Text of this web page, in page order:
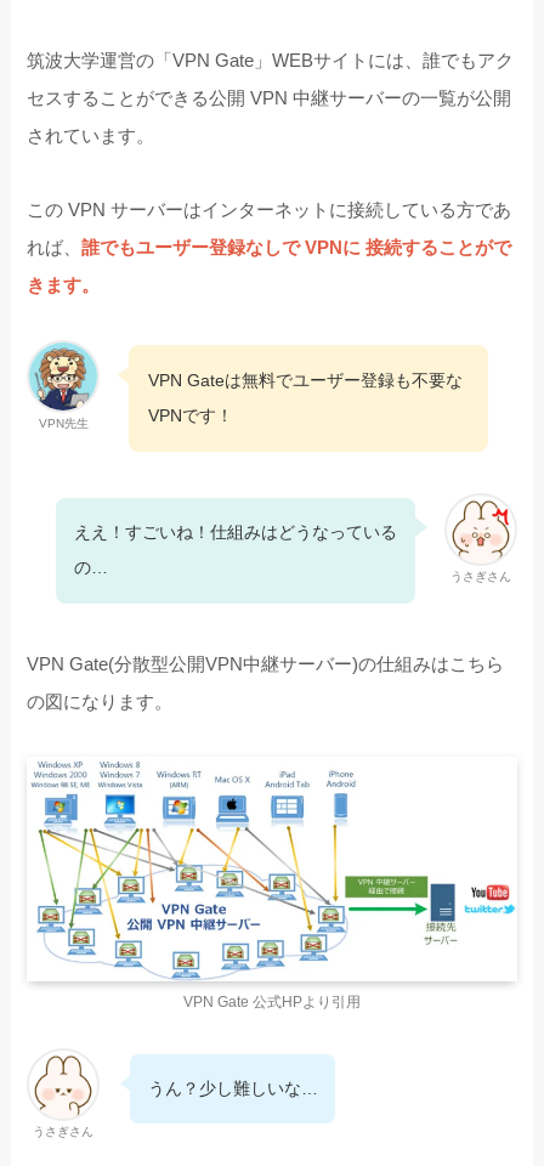
筑波大学運営の「VPN Gate」WEBサイトには、誰でもアク
セスすることができる公開 VPN 中継サーバーの一覧が公開
されています。
この VPN サーバーはインターネットに接続している方であ
れば、誰でもユーザー登録なしで VPNに 接続することがで
きます。
VPN先生
VPN Gateは無料でユーザー登録も不要な
VPNです！
うさぎさん
ええ！すごいね！仕組みはどうなっている
の…
VPN Gate(分散型公開VPN中継サーバー)の仕組みはこちら
の図になります。
VPN Gate 公式HPより引用
うさぎさん
うん？少し難しいな…